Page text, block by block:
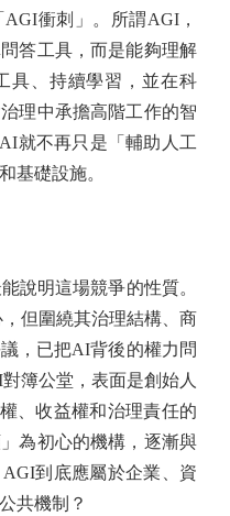
衝刺」。所謂AGI，
答工具，而是能夠理解
具、持續學習，並在科
理中承擔高階工作的智
就不再只是「輔助人工
基礎設施。
明這場競爭的性質。
但圍繞其治理結構、商
，已把AI背後的權力問
簿公堂，表面是創始人
、收益權和治理責任的
為初心的機構，逐漸與
到底應屬於企業、資
共機制？